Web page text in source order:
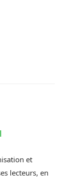
et
lecteurs, en